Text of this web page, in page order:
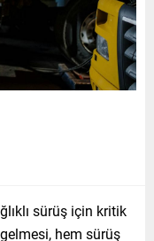
sürüş için kritik
hem sürüş